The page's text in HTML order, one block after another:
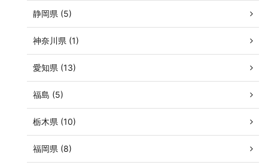
静岡県 (5)
神奈川県 (1)
愛知県 (13)
福島 (5)
栃木県 (10)
福岡県 (8)